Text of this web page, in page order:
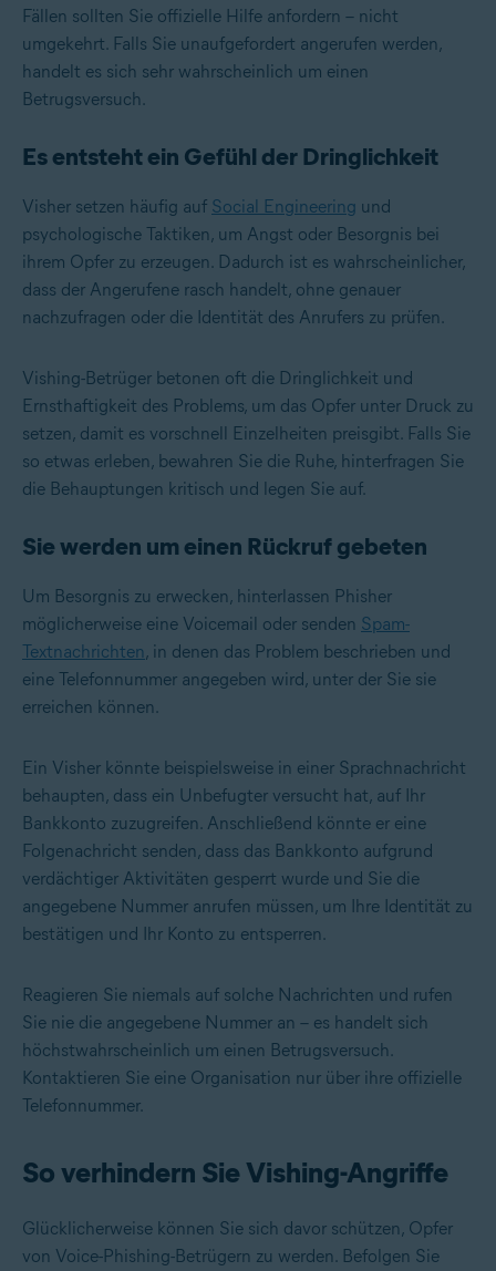
Fällen sollten Sie offizielle Hilfe anfordern – nicht
umgekehrt. Falls Sie unaufgefordert angerufen werden,
handelt es sich sehr wahrscheinlich um einen
Betrugsversuch.
Es entsteht ein Gefühl der Dringlichkeit
Visher setzen häufig auf Social Engineering und
psychologische Taktiken, um Angst oder Besorgnis bei
ihrem Opfer zu erzeugen. Dadurch ist es wahrscheinlicher,
dass der Angerufene rasch handelt, ohne genauer
nachzufragen oder die Identität des Anrufers zu prüfen.
Vishing-Betrüger betonen oft die Dringlichkeit und
Ernsthaftigkeit des Problems, um das Opfer unter Druck zu
setzen, damit es vorschnell Einzelheiten preisgibt. Falls Sie
so etwas erleben, bewahren Sie die Ruhe, hinterfragen Sie
die Behauptungen kritisch und legen Sie auf.
Sie werden um einen Rückruf gebeten
Um Besorgnis zu erwecken, hinterlassen Phisher
möglicherweise eine Voicemail oder senden Spam-
Textnachrichten , in denen das Problem beschrieben und
eine Telefonnummer angegeben wird, unter der Sie sie
erreichen können.
Ein Visher könnte beispielsweise in einer Sprachnachricht
behaupten, dass ein Unbefugter versucht hat, auf Ihr
Bankkonto zuzugreifen. Anschließend könnte er eine
Folgenachricht senden, dass das Bankkonto aufgrund
verdächtiger Aktivitäten gesperrt wurde und Sie die
angegebene Nummer anrufen müssen, um Ihre Identität zu
bestätigen und Ihr Konto zu entsperren.
Reagieren Sie niemals auf solche Nachrichten und rufen
Sie nie die angegebene Nummer an – es handelt sich
höchstwahrscheinlich um einen Betrugsversuch.
Kontaktieren Sie eine Organisation nur über ihre offizielle
Telefonnummer.
So verhindern Sie Vishing-Angriffe
Glücklicherweise können Sie sich davor schützen, Opfer
von Voice-Phishing-Betrügern zu werden. Befolgen Sie